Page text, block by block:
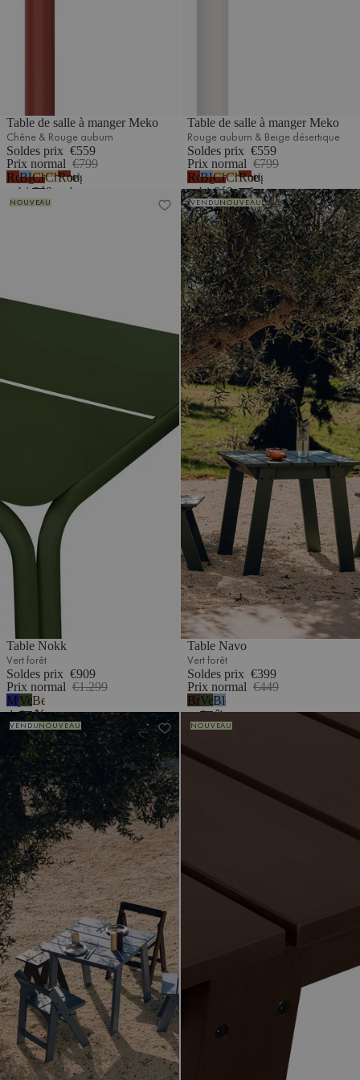
Table de salle à manger Meko
Chêne & Rouge auburn
Soldes prix €559
Prix normal €799
Rouge
auburn
Bleu
givré
&
Chêne
&
Rouge
Chêne
&
Beige
Rouge
auburn
1
Table de salle à manger Meko
Rouge auburn & Beige désertique
Soldes prix €559
Prix normal €799
Rouge
auburn
Bleu
givré
&
Rouge
auburn
Chêne
&
Rouge
auburn
Chêne
&
Beige
désertique
Rouge
auburn
&
Beige
désertique
1
NOUVEAU
Table Nokk
Vert forêt
Soldes prix €909
Prix normal €1.299
Myrtille
douce
Vert
forêt
Beige
désertique
Table Navo
VENDUNOUVEAU
Table Navo
Vert forêt
Soldes prix €399
Prix normal €449
Brun
cacao
Vert
forêt
Bleu
givré
Table Navo
VENDUNOUVEAU NOUVEAU